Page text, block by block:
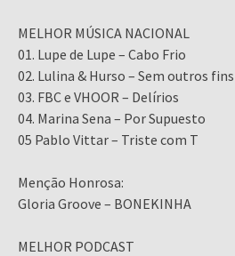
MELHOR MÚSICA NACIONAL
01. Lupe de Lupe – Cabo Frio
02. Lulina & Hurso – Sem outros fins
03. FBC e VHOOR – Delírios
04. Marina Sena – Por Supuesto
05 Pablo Vittar – Triste com T
Menção Honrosa:
Gloria Groove – BONEKINHA
MELHOR PODCAST